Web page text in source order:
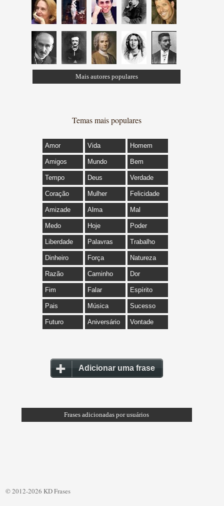
Mais autores populares
Temas mais populares
Amor Vida Homem
Amigos Mundo Bem
Tempo Deus Verdade
Coração Mulher Felicidade
Amizade Alma Mal
Medo Hoje Poder
Liberdade Palavras Trabalho
Dinheiro Força Natureza
Razão Caminho Dor
Fim Falar Espírito
Pais Música Sucesso
Futuro Aniversário Vontade
Adicionar uma frase
Frases adicionadas por usuários
© 2012-2026 KD Frases